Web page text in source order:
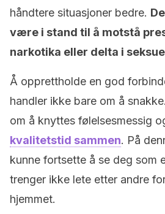
håndtere situasjoner bedre.
være i stand til å motstå
narkotika eller delta i
Å opprettholde en god
handler ikke bare om å
om å knyttes følelsesmessig
kvalitetstid sammen. På
kunne fortsette å se deg som
trenger ikke lete etter andre
hjemmet.